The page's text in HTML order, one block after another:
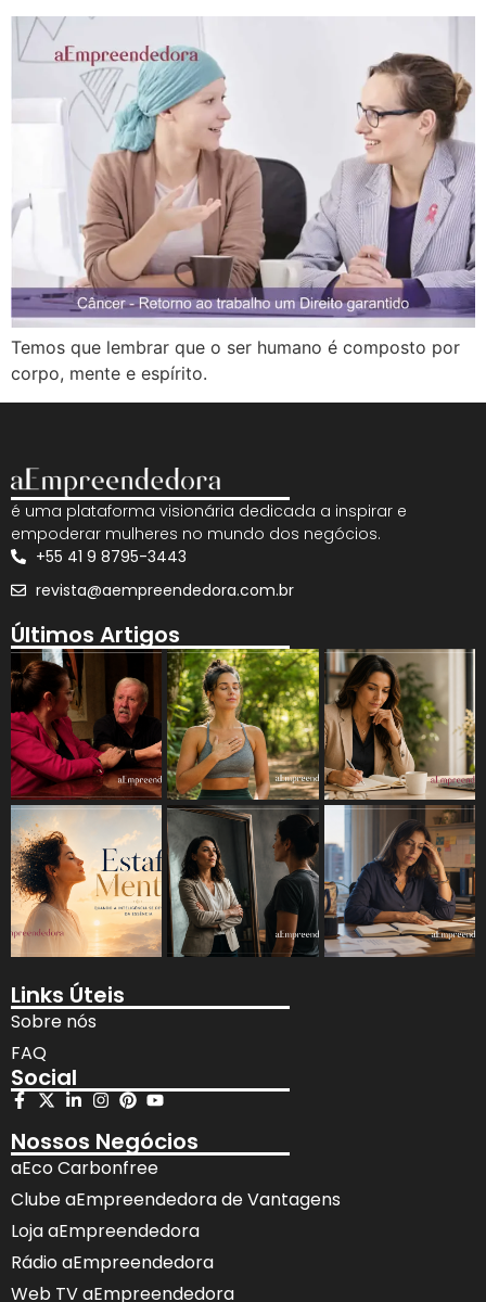
Temos que lembrar que o ser humano é composto por
corpo, mente e espírito.
é uma plataforma visionária dedicada a inspirar e
empoderar mulheres no mundo dos negócios.
+55 41 9 8795-3443
revista@aempreendedora.com.br
Últimos Artigos
Links Úteis
Sobre nós
FAQ
Social
Nossos Negócios
aEco Carbonfree
Clube aEmpreendedora de Vantagens
Loja aEmpreendedora
Rádio aEmpreendedora
Web TV aEmpreendedora